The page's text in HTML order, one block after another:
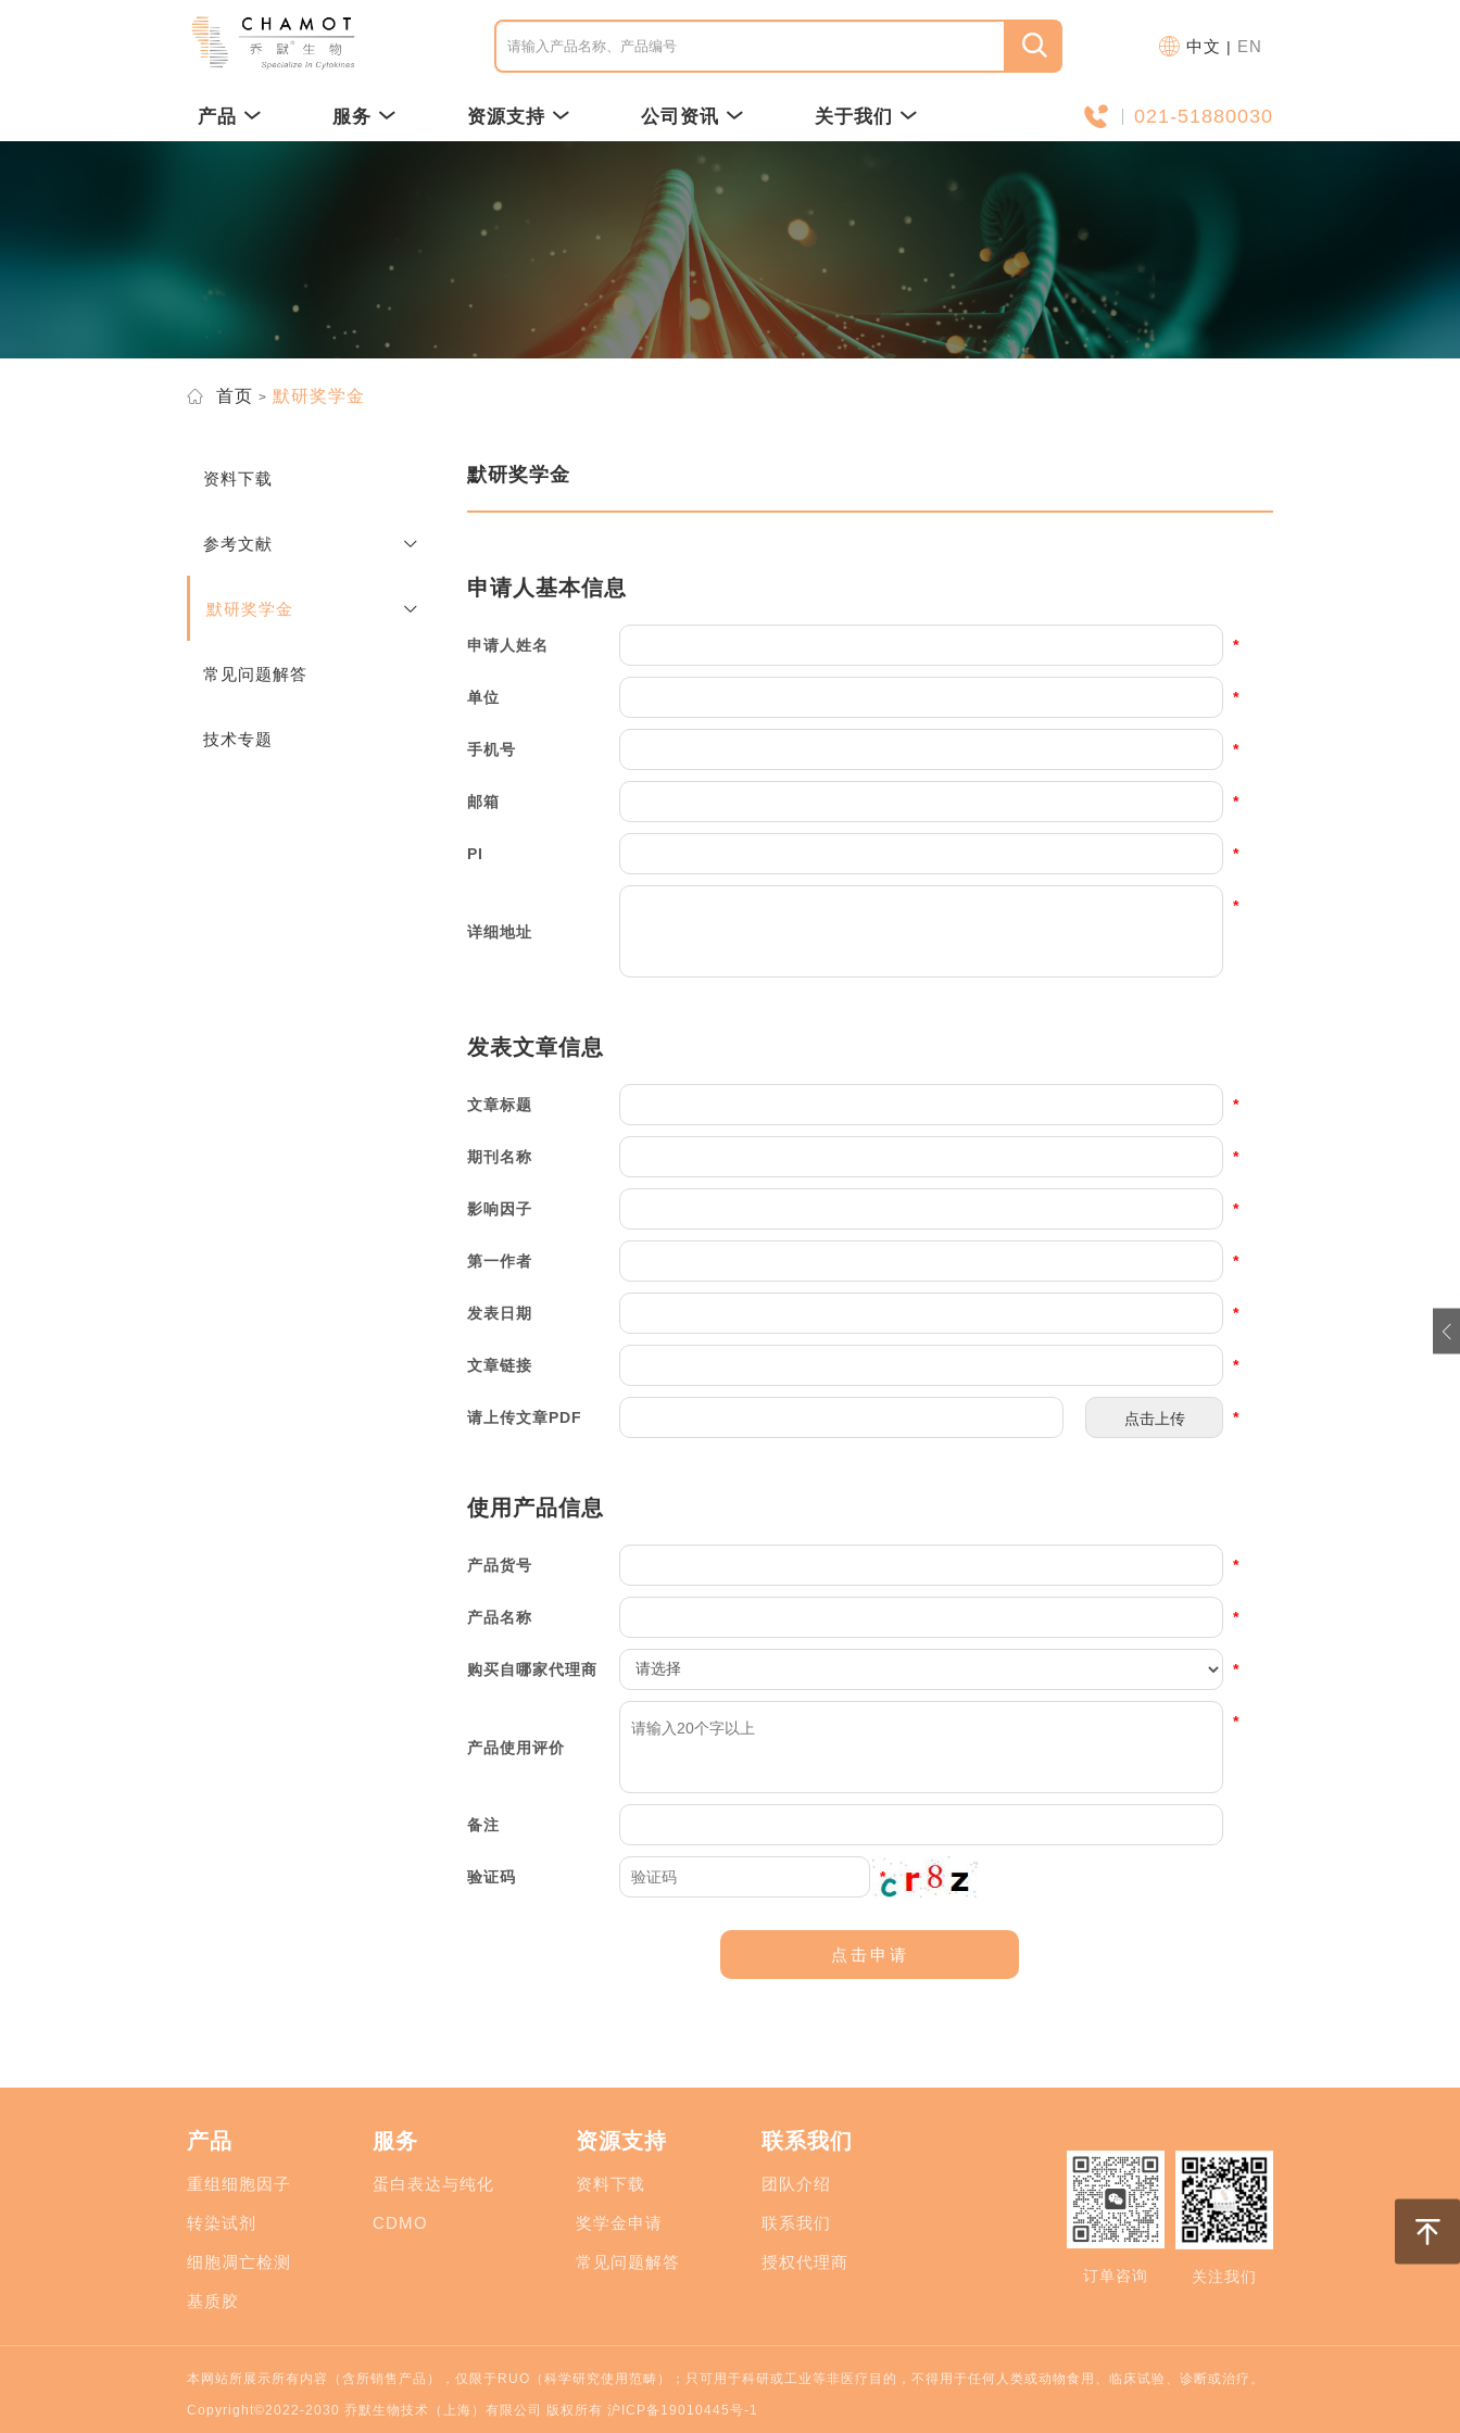
中文 | EN
产品 服务 资源支持 公司资讯 关于我们 021-51880030
首页 默研奖学金
资料下载
参考文献
重组细胞因子
抗体
默研奖学金
奖学金说明
常见问题解答
技术专题
默研奖学金
申请人姓名 *
单位 *
手机号 *
邮箱 *
PI *
详细地址
*
文章标题 *
期刊名称 *
影响因子 *
第一作者 *
发表日期 *
文章链接 *
请上传文章PDF *
产品货号 *
产品名称 *
购买自哪家代理商 *
产品使用评价
*
备注
验证码 *
产品
重组细胞因子
转染试剂
细胞凋亡检测
基质胶
服务
蛋白表达与纯化
CDMO
资源支持
资料下载
奖学金申请
常见问题解答
联系我们
团队介绍
联系我们
授权代理商
订单咨询 关注我们
本网站所展示所有内容（含所销售产品），仅限于RUO（科学研究使用范畴）；只可用于科研或工业等非医疗目的，不得用于任何人类或动物食用、临床试验、诊断或治疗。
Copyright©2022-2030 乔默生物技术（上海）有限公司 版权所有 沪ICP备19010445号-1